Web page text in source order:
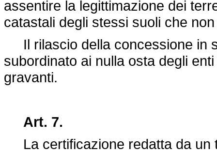
assentire la legittimazione dei
catastali degli stessi suoli che
Il rilascio della concessione in
subordinato ai nulla osta degli
gravanti.
Art. 7.
La certificazione redatta da un